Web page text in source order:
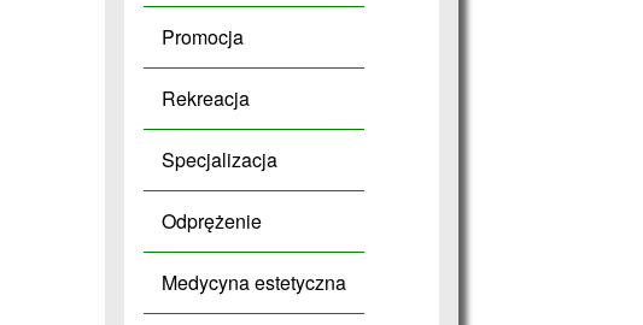
Promocja
Rekreacja
Specjalizacja
Odprężenie
Medycyna estetyczna